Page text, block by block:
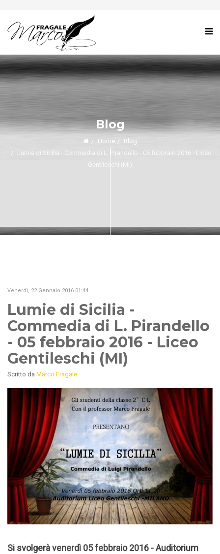
Blog
Home
Blog
Lumie di Sicilia - Commedia di L. Pirandello - 05 febbraio 2016 - Liceo
Gentileschi (MI)
Venerdì, 22 Gennaio 2016 01:44
Lumie di Sicilia -
Commedia di L. Pirandello
- 05 febbraio 2016 - Liceo
Gentileschi (MI)
Scritto da Marco Fragale
Si svolgerà venerdì 05 febbraio 2016 - Auditorium